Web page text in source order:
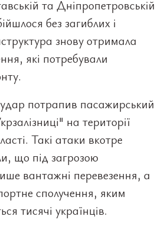
та Дніпропетровській
без загиблих і
знову отримала
які потребували
потрапив пасажирський
на території
Такі атаки вкотре
що під загрозою
вантажні перевезення, а
сполучення, яким
тисячі українців.